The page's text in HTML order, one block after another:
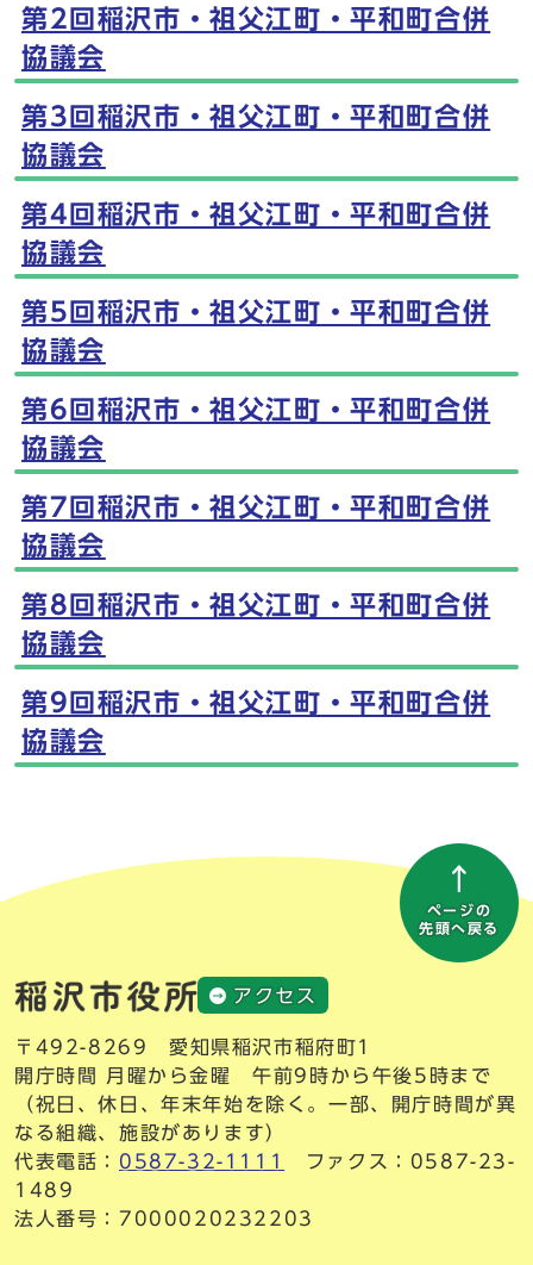
第2回稲沢市・祖父江町・平和町合併
協議会
第3回稲沢市・祖父江町・平和町合併
協議会
第4回稲沢市・祖父江町・平和町合併
協議会
第5回稲沢市・祖父江町・平和町合併
協議会
第6回稲沢市・祖父江町・平和町合併
協議会
第7回稲沢市・祖父江町・平和町合併
協議会
第8回稲沢市・祖父江町・平和町合併
協議会
第9回稲沢市・祖父江町・平和町合併
協議会
ページの
先頭へ戻る
アクセス
〒492-8269 愛知県稲沢市稲府町1
開庁時間 月曜から金曜 午前9時から午後5時まで
（祝日、休日、年末年始を除く。一部、開庁時間が異
なる組織、施設があります）
代表電話： 0587-32-1111
ファクス：0587-23-
1489
法人番号：7000020232203